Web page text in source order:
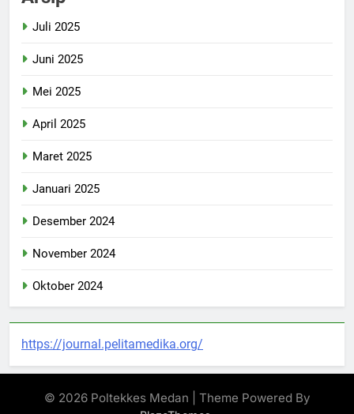
Juli 2025
Juni 2025
Mei 2025
April 2025
Maret 2025
Januari 2025
Desember 2024
November 2024
Oktober 2024
https://journal.pelitamedika.org/
© 2026 Poltekkes Medan | Theme Powered By